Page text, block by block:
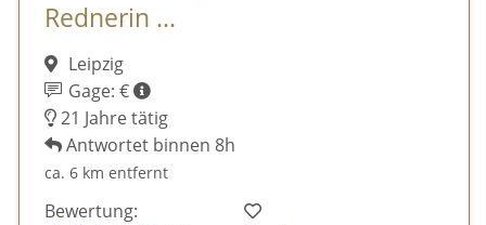
Rednerin ...
Leipzig
Gage: €
21 Jahre tätig
Antwortet binnen 8h
ca. 6 km entfernt
Bewertung: